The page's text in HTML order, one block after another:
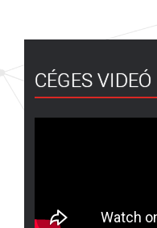
CÉGES VIDEÓ